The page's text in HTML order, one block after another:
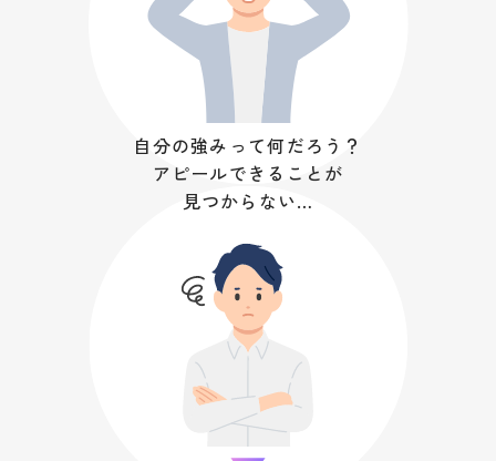
自分の強みって何だろう？
アピールできることが
見つからない…